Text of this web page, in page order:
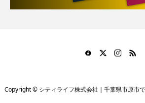
Copyright © シティライフ株式会社｜千葉県市原市